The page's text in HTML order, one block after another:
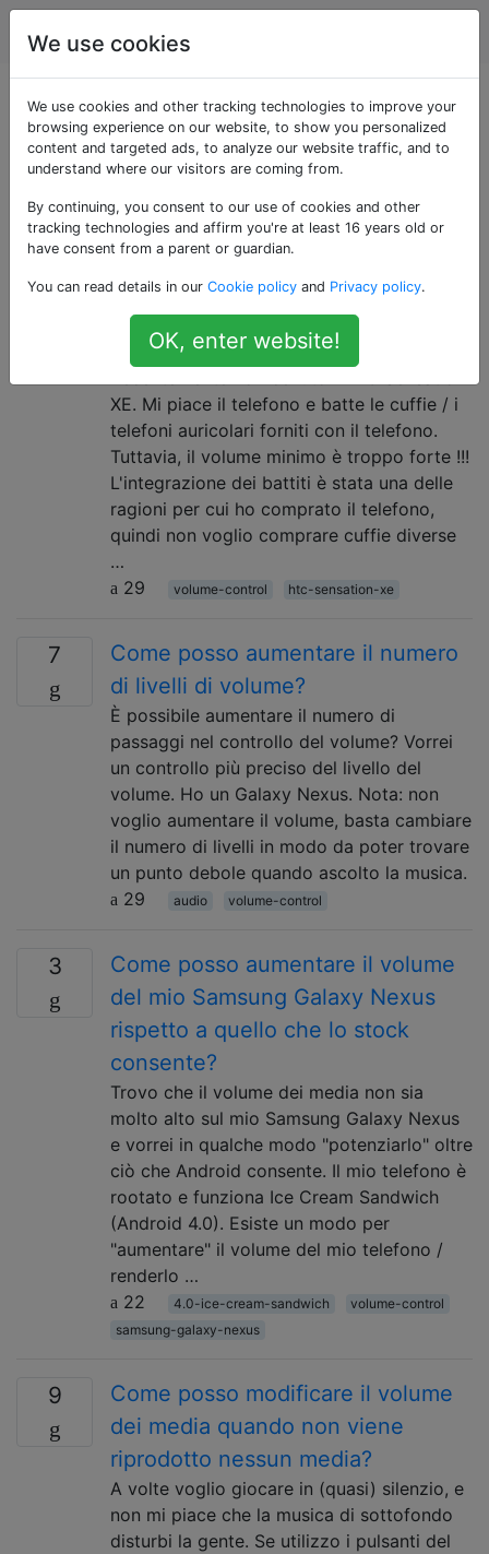
Android
Domande taggate
«volume-control»
Domande che riguardano il controllo del volume dei
dispositivi Android; utilizzando i controlli hardware
Il volume minimo è troppo alto con
le cuffie
XE. Mi piace il telefono e batte le cuffie / i
telefoni auricolari forniti con il telefono.
Tuttavia, il volume minimo è troppo forte !!!
L'integrazione dei battiti è stata una delle
ragioni per cui ho comprato il telefono,
quindi non voglio comprare cuffie diverse
…
29
volume-control htc-sensation-xe
7
Come posso aumentare il numero
di livelli di volume?
È possibile aumentare il numero di
passaggi nel controllo del volume? Vorrei
un controllo più preciso del livello del
volume. Ho un Galaxy Nexus. Nota: non
voglio aumentare il volume, basta cambiare
il numero di livelli in modo da poter trovare
un punto debole quando ascolto la musica.
29
audio volume-control
3
Come posso aumentare il volume
del mio Samsung Galaxy Nexus
rispetto a quello che lo stock
consente?
Trovo che il volume dei media non sia
molto alto sul mio Samsung Galaxy Nexus
e vorrei in qualche modo "potenziarlo" oltre
ciò che Android consente. Il mio telefono è
rootato e funziona Ice Cream Sandwich
(Android 4.0). Esiste un modo per
"aumentare" il volume del mio telefono /
renderlo …
22
4.0-ice-cream-sandwich
volume-control
samsung-galaxy-nexus
9
Come posso modificare il volume
dei media quando non viene
riprodotto nessun media?
A volte voglio giocare in (quasi) silenzio, e
non mi piace che la musica di sottofondo
disturbi la gente. Se utilizzo i pulsanti del
We use cookies
We use cookies and other tracking technologies to improve your
browsing experience on our website, to show you personalized
content and targeted ads, to analyze our website traffic, and to
understand where our visitors are coming from.
By continuing, you consent to our use of cookies and other
tracking technologies and affirm you're at least 16 years old or
have consent from a parent or guardian.
You can read details in our Cookie policy and Privacy policy.
OK, enter website!